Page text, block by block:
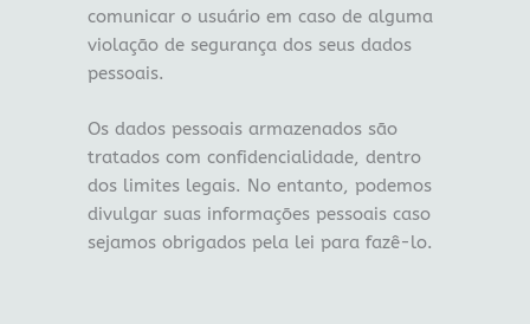
comunicar o usuário em caso de alguma
violação de segurança dos seus dados
pessoais.
Os dados pessoais armazenados são
tratados com confidencialidade, dentro
dos limites legais. No entanto, podemos
divulgar suas informações pessoais caso
sejamos obrigados pela lei para fazê-lo.